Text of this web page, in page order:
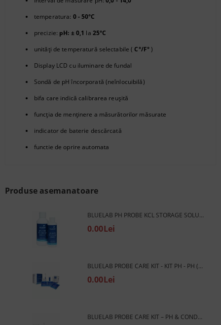
temperatura: 0 - 50°C
precizie: pH: ± 0,1 la 25°C
unități de temperatură selectabile ( C°/F°)
Display LCD cu iluminare de fundal
Sondă de pH încorporată (neînlocuibilă)
bifa care indică calibrarea reușită
funcţia de menţinere a măsurătorilor măsurate
indicator de baterie descărcată
functie de oprire automata
Produse asemanatoare
BLUELAB PH PROBE KCL STORAGE SOLUTION 100ML - SOLUȚIE DE DEPOZITARE PENTRU SENZORI DE PH
0.00Lei
BLUELAB PROBE CARE KIT - KIT PH - PH (CURĂȚARE ȘI CALIBRARE)
0.00Lei
BLUELAB PROBE CARE KIT – PH & CONDUCTIVITY - KIT DE PH ȘI EC (CURĂȚARE ȘI CALIBRARE)